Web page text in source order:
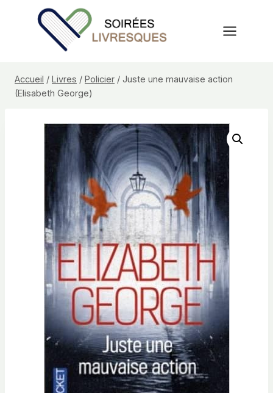
Accueil / Livres / Policier / Juste une mauvaise action
(Elisabeth George)